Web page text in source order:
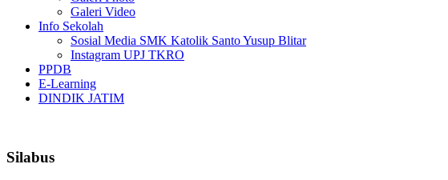
Galeri Video
Info Sekolah
Sosial Media SMK Katolik Santo Yusup Blitar
Instagram UPJ TKRO
PPDB
E-Learning
DINDIK JATIM
Silabus